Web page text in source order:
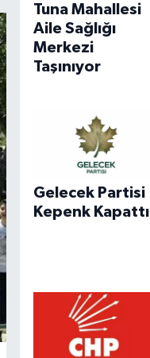
Tuna Mahallesi
Aile Sağlığı
Merkezi
Taşınıyor
Gelecek Partisi
Kepenk Kapattı